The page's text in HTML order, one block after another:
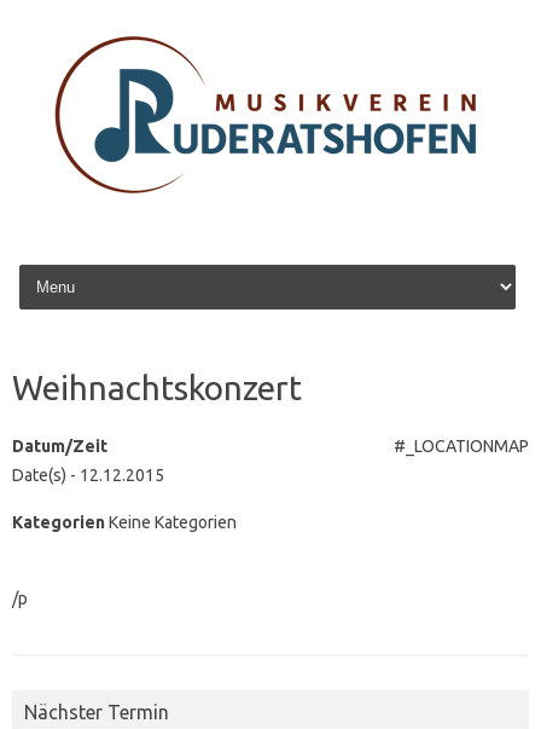
Zum Inhalt springen
Weihnachtskonzert
#_LOCATIONMAP
Datum/Zeit
Date(s) - 12.12.2015
KategorienKeine Kategorien
/p
Nächster Termin